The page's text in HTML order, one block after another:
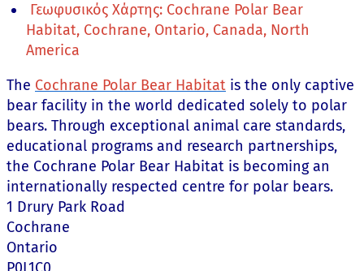
Γεωφυσικός Χάρτης: Cochrane Polar Bear
Habitat, Cochrane, Ontario, Canada, North
America
The Cochrane Polar Bear Habitat is the only captive
bear facility in the world dedicated solely to polar
bears. Through exceptional animal care standards,
educational programs and research partnerships,
the Cochrane Polar Bear Habitat is becoming an
internationally respected centre for polar bears.
1 Drury Park Road
Cochrane
Ontario